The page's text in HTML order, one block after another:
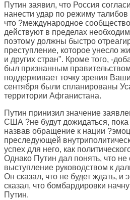
Путин заявил, что Россия
нанести удар по режиму
что ?международное
действуют в пределах
поэтому должны быстро
преступление, которое унесло
и других стран". Кроме того, -
был признанным
поддерживает точку зрения
сентября были спланированы
территории Афганистана.
Путин принизил значение
США ?не будут дожидаться, пока
назвав обращение к нации
преследующей
успех для него, как
Однако Путин дал понять, что не
выступление руководством к
Он сказал, что не будет ждать, и
сказал, что бомбардировки
Путин.